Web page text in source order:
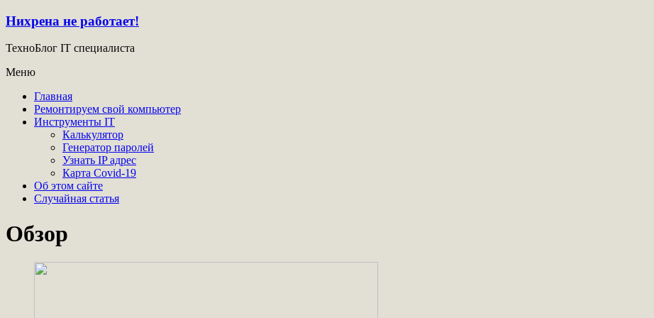
Нихрена не работает!
ТехноБлог IT специалиста
Меню
Главная
Ремонтируем свой компьютер
Инструменты IT
Калькулятор
Генератор паролей
Узнать IP адрес
Карта Covid-19
Об этом сайте
Случайная статья
Обзор